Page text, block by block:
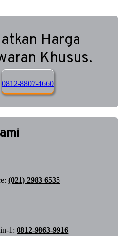
Harga
Khusus.
0812-8807-4660
(021) 2983 6535
1:0812-9863-9916